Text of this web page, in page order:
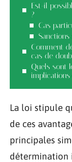
Est-il
?
Cas
Comment
cas de
Quels sont
implications
La loi stipule
de ces
principales
détermination